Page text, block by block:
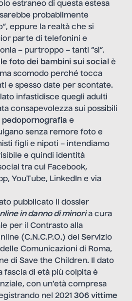
estraneo di questa estesa
probabilmente
eppure la realtà che si
parte di telefonini e
– purtroppo – tanti “sì”.
foto dei bambini sui social è
scomodo perché tocca
e spesso date per scontate.
lato infastidisce quegli adulti
consapevolezza sui possibili
pedopornografia e
senza remore foto e
figli e nipoti – intendiamo
e quindi identità
tra cui Facebook,
YouTube, LinkedIn e via
pubblicato il dossier
in danno di minoria cura
per il Contrasto alla
(C.N.C.P.O.) del Servizio
Comunicazioni di Roma,
di Save the Children. Il dato
fascia di età più colpita è
con un’età compresa
nel 2021 306 vittime